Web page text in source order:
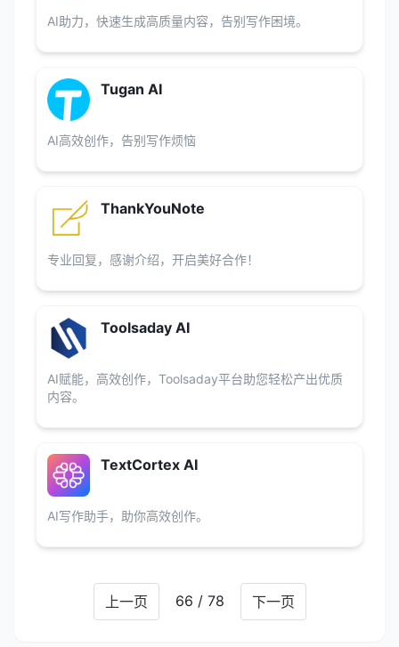
AI助力，快速生成高质量内容，告别写作困境。
Tugan AI
AI高效创作，告别写作烦恼
ThankYouNote
专业回复，感谢介绍，开启美好合作！
Toolsaday AI
AI赋能，高效创作，Toolsaday平台助您轻松产出优质
内容。
TextCortex AI
AI写作助手，助你高效创作。
上一页 66 / 78 下一页